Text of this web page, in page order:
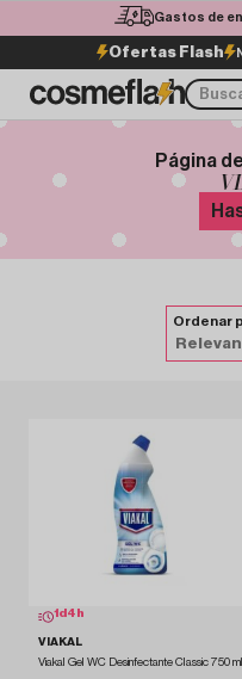
Gastos de
Ofertas Flash
Página
Ordenar
1 d 4 h
VIAKAL
Viakal Gel WC Desinfectante Classic 750 ml